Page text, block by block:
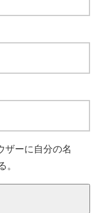
ザーに自分の名
。